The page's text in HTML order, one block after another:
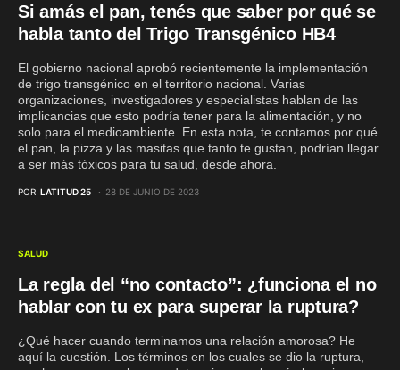
Si amás el pan, tenés que saber por qué se
habla tanto del Trigo Transgénico HB4
El gobierno nacional aprobó recientemente la implementación
de trigo transgénico en el territorio nacional. Varias
organizaciones, investigadores y especialistas hablan de las
implicancias que esto podría tener para la alimentación, y no
solo para el medioambiente. En esta nota, te contamos por qué
el pan, la pizza y las masitas que tanto te gustan, podrían llegar
a ser más tóxicos para tu salud, desde ahora.
POR LATITUD 25 28 DE JUNIO DE 2023
SALUD
La regla del “no contacto”: ¿funciona el no
hablar con tu ex para superar la ruptura?
¿Qué hacer cuando terminamos una relación amorosa? He
aquí la cuestión. Los términos en los cuales se dio la ruptura,